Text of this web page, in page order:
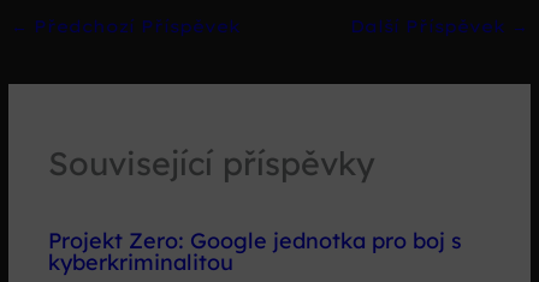
← Předchozí Příspěvek Další Příspěvek →
Související příspěvky
Projekt Zero: Google jednotka pro boj s
kyberkriminalitou